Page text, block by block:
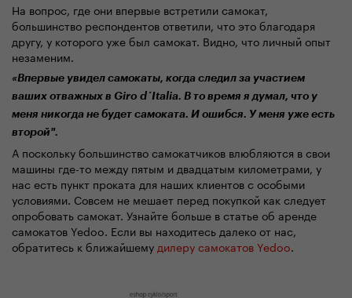
На вопрос, где они впервые встретили самокат,
большинство респондентов ответили, что этоблагодаря
другу, у которого уже был самокат. Видно, что личный опыт
незаменим.
«Впервые увидел самокаты, когда следил за участием
ваших отважных в Giro d´Italia. В то время я думал, что у
меня никогда не будет самоката. И ошибся. У меня уже есть
второй".
А поскольку большинство самокатчиков влюбляются в свои
машины где-то между пятым и двадцатым километрами, у
нас есть пункт проката для наших клиентов с особыми
условиями. Совсем не мешает перед покупкой как следует
опробоватьсамокат. Узнайте больше в статье об аренде
самокатов Yedoo. Если вы находитесь далеко от нас,
обратитесь к ближайшему дилеру самокатов Yedoo.